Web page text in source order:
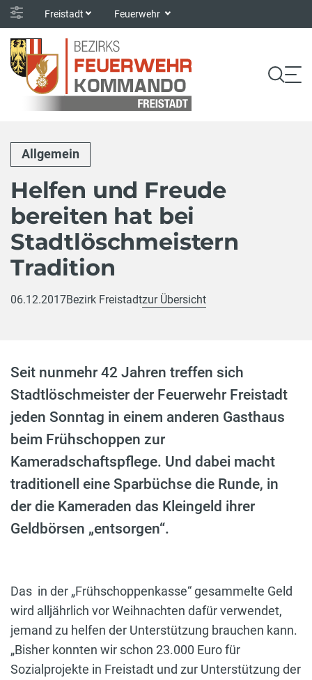
Freistadt Feuerwehr
Allgemein
Helfen und Freude
bereiten hat bei
Stadtlöschmeistern
Tradition
06.12.2017Bezirk Freistadtzur Übersicht
Seit nunmehr 42 Jahren treffen sich
Stadtlöschmeister der Feuerwehr Freistadt
jeden Sonntag in einem anderen Gasthaus
beim Frühschoppen zur
Kameradschaftspflege. Und dabei macht
traditionell eine Sparbüchse die Runde, in
der die Kameraden das Kleingeld ihrer
Geldbörsen „entsorgen“.
Das in der „Frühschoppenkasse“ gesammelte Geld
wird alljährlich vor Weihnachten dafür verwendet,
jemand zu helfen der Unterstützung brauchen kann.
„Bisher konnten wir schon 23.000 Euro für
Sozialprojekte in Freistadt und zur Unterstützung der